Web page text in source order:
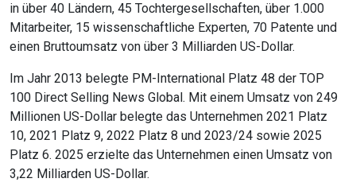
in über 40 Ländern, 45 Tochtergesellschaften, über 1.000
Mitarbeiter, 15 wissenschaftliche Experten, 70 Patente und
einen Bruttoumsatz von über 3 Milliarden US-Dollar.
Im Jahr 2013 belegte PM-International Platz 48 der TOP
100 Direct Selling News Global. Mit einem Umsatz von 249
Millionen US-Dollar belegte das Unternehmen 2021 Platz
10, 2021 Platz 9, 2022 Platz 8 und 2023/24 sowie 2025
Platz 6. 2025 erzielte das Unternehmen einen Umsatz von
3,22 Milliarden US-Dollar.